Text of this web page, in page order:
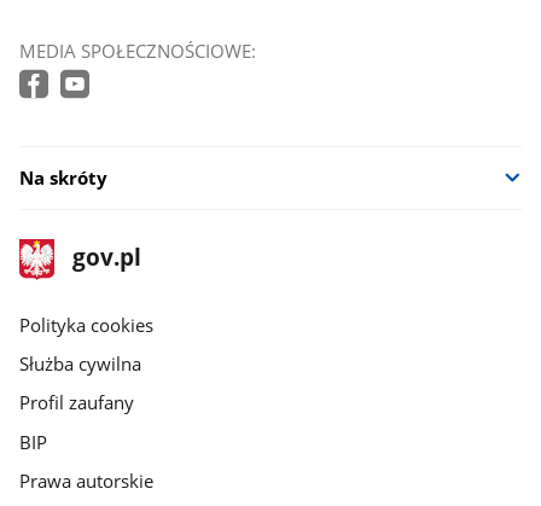
MEDIA SPOŁECZNOŚCIOWE:
Na skróty
stopka
gov.pl
Strona
gov.pl
gov.pl
Polityka cookies
Służba cywilna
Profil zaufany
BIP
Prawa autorskie